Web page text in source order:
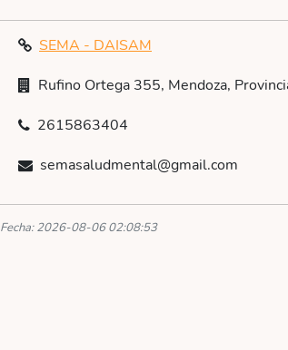
SEMA - DAISAM
Rufino Ortega 355, Mendoza,
2615863404
semasaludmental@gmail.com
Fecha: 2026-08-06 02:08:53